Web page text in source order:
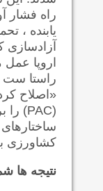
راه فشار
یابنده ،
آزادسازی
اروپا
«اصلاح
(PAC) را
کشاورزی
نتیجه ها